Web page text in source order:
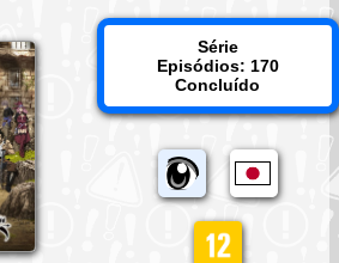
Série
Episódios: 170
Concluído